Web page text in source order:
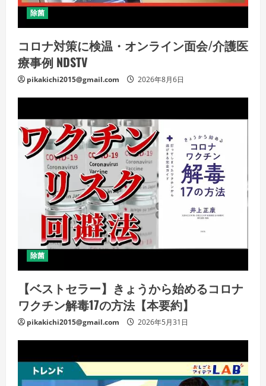
除菌
コロナ対策に検温・オンライン面会/介護医
療事例 NDSTV
pikakichi2015@gmail.com 2026年8月6日
除菌
【ベストセラー】きょうから始めるコロナ
ワクチン解毒17の方法【本要約】
pikakichi2015@gmail.com 2026年5月31日